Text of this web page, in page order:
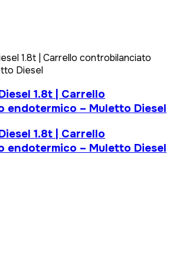
1.8t | Carrello
endotermico – Muletto Diesel
1.8t | Carrello
endotermico – Muletto Diesel